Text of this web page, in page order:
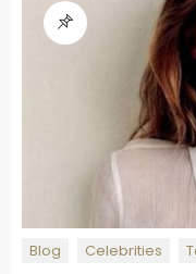
Blog Celebrities